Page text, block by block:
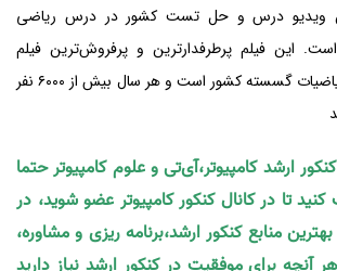
ویدیو درس و حل تست کشور در درس ریاضی
این فیلم پرطرفدارترین و پرفروش‌ترین فیلم
آموزش و حل تست ریاضیات گسسته کشور است و هر سال بیش از ۶۰۰۰ نفر
ارشد کامپیوتر،آی‌تی و علوم کامپیوتر حتما
تا در کانال کنکور کامپیوتر عضو شوید، در
منابع کنکور ارشد،برنامه ریزی و مشاوره،